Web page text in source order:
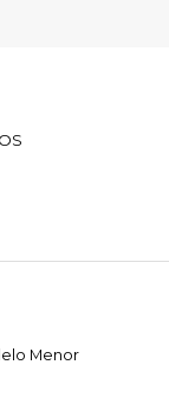
Menor